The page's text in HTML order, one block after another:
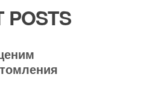
POSTS